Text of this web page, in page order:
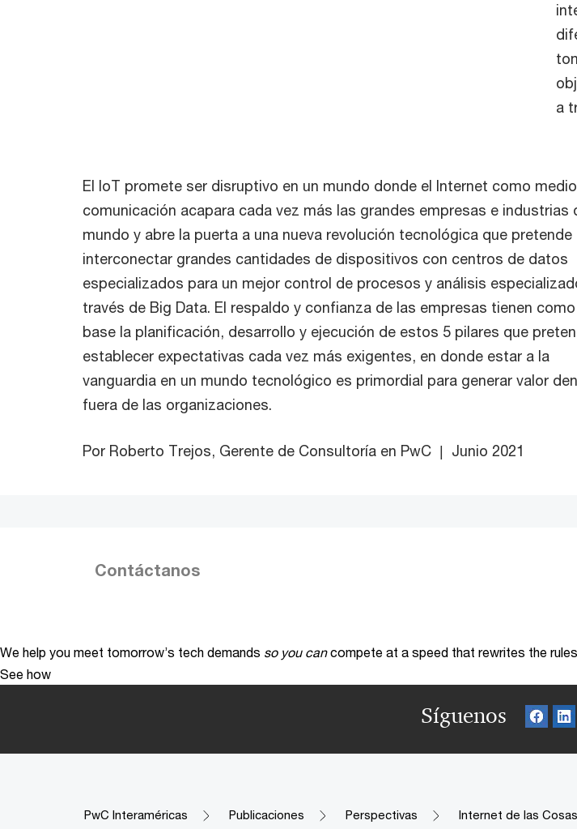
a
El IoT promete ser disruptivo en un mundo donde el Internet como
comunicación acapara cada vez más las grandes empresas e industrias
mundo y abre la puerta a una nueva revolución tecnológica que pretende
interconectar grandes cantidades de dispositivos con centros de datos
especializados para un mejor control de procesos y análisis
través de Big Data. El respaldo y confianza de las empresas tienen como
base la planificación, desarrollo y ejecución de estos 5 pilares que
establecer expectativas cada vez más exigentes, en donde estar a la
vanguardia en un mundo tecnológico es primordial para generar valor
fuera de las organizaciones.
Por Roberto Trejos, Gerente de Consultoría en PwC | Junio 2021
Contáctanos
We help you meet tomorrow’s tech demands so you can compete at a speed that rewrites the rules
See how
Síguenos
PwC Interaméricas Publicaciones Perspectivas Internet de las